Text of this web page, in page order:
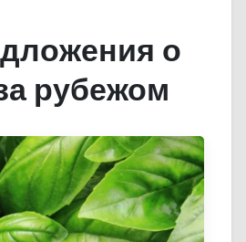
о
рубежом